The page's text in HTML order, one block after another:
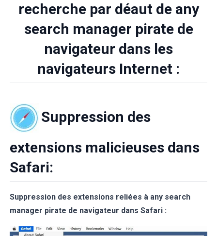
recherche par déaut de any
search manager pirate de
navigateur dans les
navigateurs Internet :
Suppression des
extensions malicieuses dans
Safari:
Suppression des extensions reliées à any search
manager pirate de navigateur dans Safari :